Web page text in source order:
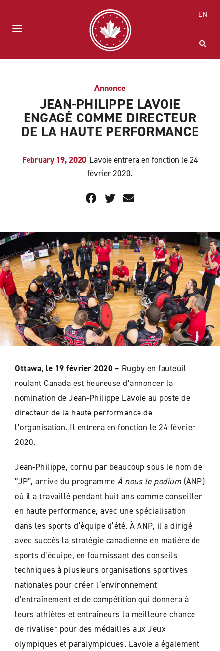
EN
Annonce
JEAN-PHILIPPE LAVOIE
ENGAGÉ COMME DIRECTEUR
DE LA HAUTE PERFORMANCE
February 19, 2020 Lavoie entrera en fonction le 24
février 2020.
Ottawa, le 19 février 2020 – Rugby en fauteuil
roulant Canada est heureuse d’annoncer la
nomination de Jean-Philippe Lavoie au poste de
directeur de la haute performance de
l’organisation. Il entrera en fonction le 24 février
2020.
Jean-Philippe, connu par beaucoup sous le nom de
“JP”, arrive du programmeÀ nous le podium (ANP)
où il a travaillé pendant huit ans comme conseiller
en haute performance, avec une spécialisation
dans les sports d’équipe d’été. À ANP, il a dirigé
avec succès la stratégie canadienne en matière de
sports d’équipe, en fournissant des conseils
techniques à plusieurs organisations sportives
nationales pour créer l’environnement
d’entraînement et de compétition qui donnera à
leurs athlètes et entraîneurs la meilleure chance
de rivaliser pour des médailles aux Jeux
olympiques et paralympiques. Lavoie a également